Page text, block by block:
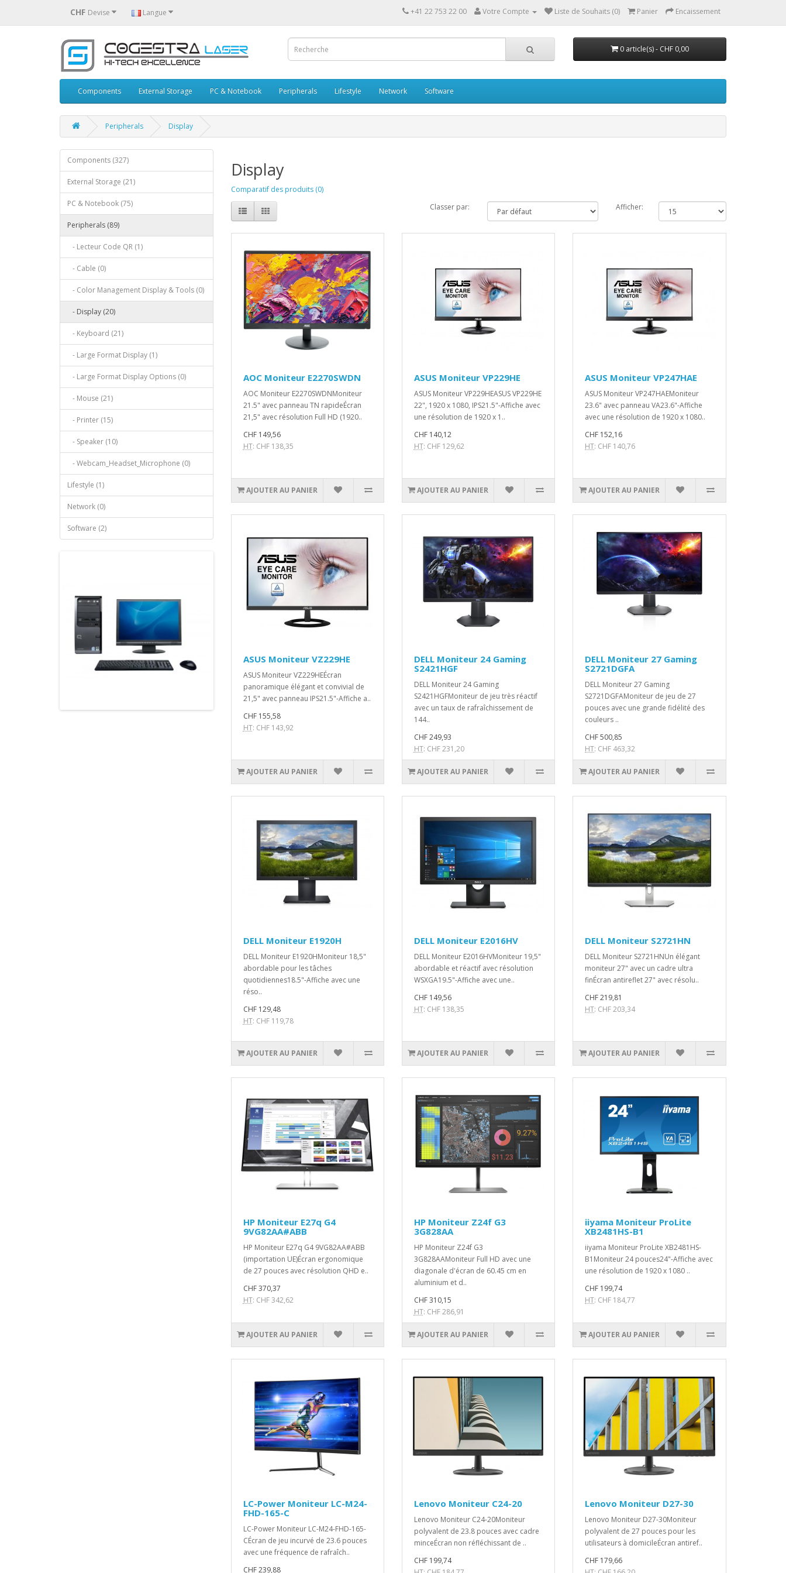
CHF Devise Langue +41 22 753 22 00 Votre Compte Liste de Souhaits (0) Panier Encaissement
0 article(s) - CHF 0,00
Components External Storage PC & Notebook Peripherals Lifestyle Network Software
Peripherals Display
Components (327)
External Storage (21)
PC & Notebook (75)
Peripherals (89)
- Lecteur Code QR (1)
- Cable (0)
- Color Management Display & Tools (0)
- Display (20)
- Keyboard (21)
- Large Format Display (1)
- Large Format Display Options (0)
- Mouse (21)
- Printer (15)
- Speaker (10)
- Webcam_Headset_Microphone (0)
Lifestyle (1)
Network (0)
Software (2)
Display
Comparatif des produits (0)
Classer par:
Afficher:
AOC Moniteur E2270SWDN
AOC Moniteur E2270SWDNMoniteur
21.5" avec panneau TN rapideÉcran
21,5" avec résolution Full HD (1920..
CHF 149,56
HT: CHF 138,35
AJOUTER AU PANIER
ASUS Moniteur VP229HE
ASUS Moniteur VP229HEASUS VP229HE
22", 1920 x 1080, IPS21.5"-Affiche avec
une résolution de 1920 x 1..
CHF 140,12
HT: CHF 129,62
AJOUTER AU PANIER
ASUS Moniteur VP247HAE
ASUS Moniteur VP247HAEMoniteur
23.6" avec panneau VA23.6"-Affiche
avec une résolution de 1920 x 1080..
CHF 152,16
HT: CHF 140,76
AJOUTER AU PANIER
ASUS Moniteur VZ229HE
ASUS Moniteur VZ229HEÉcran
panoramique élégant et convivial de
21,5" avec panneau IPS21.5"-Affiche a..
CHF 155,58
HT: CHF 143,92
AJOUTER AU PANIER
DELL Moniteur 24 Gaming
S2421HGF
DELL Moniteur 24 Gaming
S2421HGFMoniteur de jeu très réactif
avec un taux de rafraîchissement de
144..
CHF 249,93
HT: CHF 231,20
AJOUTER AU PANIER
DELL Moniteur 27 Gaming
S2721DGFA
DELL Moniteur 27 Gaming
S2721DGFAMoniteur de jeu de 27
pouces avec une grande fidélité des
couleurs ..
CHF 500,85
HT: CHF 463,32
AJOUTER AU PANIER
DELL Moniteur E1920H
DELL Moniteur E1920HMoniteur 18,5"
abordable pour les tâches
quotidiennes18.5"-Affiche avec une
réso..
CHF 129,48
HT: CHF 119,78
AJOUTER AU PANIER
DELL Moniteur E2016HV
DELL Moniteur E2016HVMoniteur 19,5"
abordable et réactif avec résolution
WSXGA19.5"-Affiche avec une..
CHF 149,56
HT: CHF 138,35
AJOUTER AU PANIER
DELL Moniteur S2721HN
DELL Moniteur S2721HNUn élégant
moniteur 27" avec un cadre ultra
finÉcran antireflet 27" avec résolu..
CHF 219,81
HT: CHF 203,34
AJOUTER AU PANIER
HP Moniteur E27q G4
9VG82AA#ABB
HP Moniteur E27q G4 9VG82AA#ABB
(importation UE)Écran ergonomique
de 27 pouces avec résolution QHD e..
CHF 370,37
HT: CHF 342,62
AJOUTER AU PANIER
HP Moniteur Z24f G3
3G828AA
HP Moniteur Z24f G3
3G828AAMoniteur Full HD avec une
diagonale d'écran de 60.45 cm en
aluminium et d..
CHF 310,15
HT: CHF 286,91
AJOUTER AU PANIER
iiyama Moniteur ProLite
XB2481HS-B1
iiyama Moniteur ProLite XB2481HS-
B1Moniteur 24 pouces24"-Affiche avec
une résolution de 1920 x 1080 ..
CHF 199,74
HT: CHF 184,77
AJOUTER AU PANIER
LC-Power Moniteur LC-M24-
FHD-165-C
LC-Power Moniteur LC-M24-FHD-165-
CÉcran de jeu incurvé de 23.6 pouces
avec une fréquence de rafraîch..
CHF 239,88
Lenovo Moniteur C24-20
Lenovo Moniteur C24-20Moniteur
polyvalent de 23.8 pouces avec cadre
minceÉcran non réfléchissant de ..
CHF 199,74
Lenovo Moniteur D27-30
Lenovo Moniteur D27-30Moniteur
polyvalent de 27 pouces pour les
utilisateurs à domicileÉcran antiref..
CHF 179,66